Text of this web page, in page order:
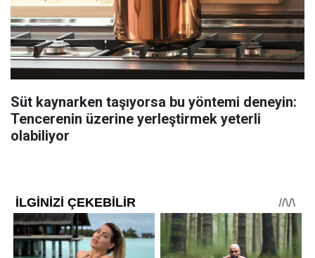
Süt kaynarken taşıyorsa bu yöntemi deneyin:
Tencerenin üzerine yerleştirmek yeterli
olabiliyor